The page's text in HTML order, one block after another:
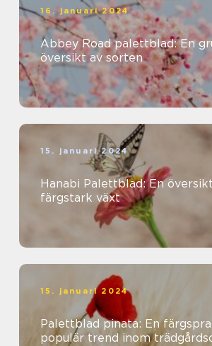
16. januari 2024
Abbey Road palettblad: En
översikt av sorten
15. januari 2024
Hanabi Palettblad: En
färgstark växt
15. januari 2024
Palettblad pinata: En
populär trend inom